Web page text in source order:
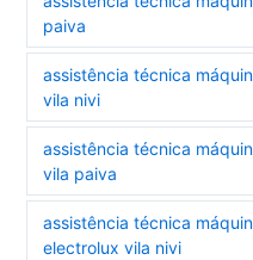
paiva
assistência técnica
vila nivi
assistência técnica
vila paiva
assistência técnica
electrolux vila nivi